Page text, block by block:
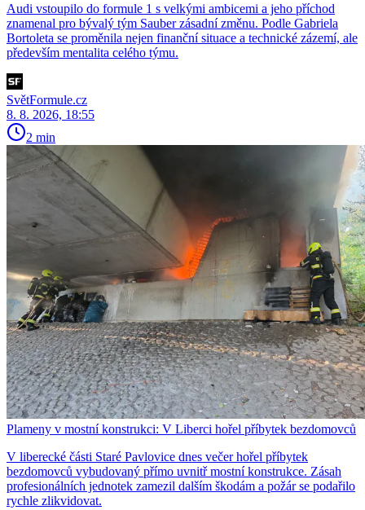
Audi vstoupilo do formule 1 s velkými ambicemi a jeho příchod
znamenal pro bývalý tým Sauber zásadní změnu. Podle Gabriela
Bortoleta se proměnila nejen finanční situace a technické zázemí, ale
především mentalita celého týmu.
SvětFormule.cz
8. 8. 2026, 18:55
2 min
Plameny v mostní konstrukci: V Liberci hořel příbytek bezdomovců
V liberecké části Staré Pavlovice dnes večer hořel příbytek
bezdomovců vybudovaný přímo uvnitř mostní konstrukce. Zásah
profesionálních jednotek zamezil dalším škodám a požár se podařilo
rychle zlikvidovat.